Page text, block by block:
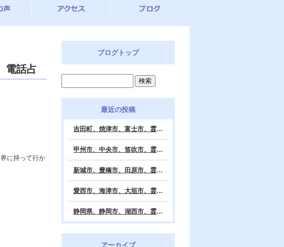
電話占
に持って行か
ブログトップ
最近の投稿
吉田町、焼津市、富士市、霊視鑑定 天龍・占いの館 Dahlia、対面・電話・オンライン鑑定、除霊、霊視鑑定、遠隔 除霊 口コミ、浄霊、交霊、祈祷、御祓い、四柱推命、姓名判断・九星気学・易・タロット・手相・数秘術・動物占い・姓名学・命運鑑定、開運、不安・苦痛・恐怖、悩み相談、スピリチュアルカウンセラー、ヒーリング、霊気治療、霊能力者、霊媒師、天龍知裕著、幸せを求めて、天の神様 VS 地獄の神様、宇宙の真理で未来は希望の光、この世で天国 あの世で天国、天龍知裕ブログ。
甲州市、中央市、笛吹市、霊視鑑定 天龍・占いの館 Dahlia、対面・電話・オンライン鑑定、除霊、霊視鑑定、遠隔 除霊 口コミ、浄霊、交霊、祈祷、御祓い、四柱推命、姓名判断・九星気学・易・タロット・手相・数秘術・動物占い・姓名学・命運鑑定、開運、不安・苦痛・恐怖、悩み相談、スピリチュアルカウンセラー、ヒーリング、霊気治療、霊能力者、霊媒師、天龍知裕著、幸せを求めて、天の神様 VS 地獄の神様、宇宙の真理で未来は希望の光、この世で天国 あの世で天国、天龍知裕ブログ。
新城市、豊橋市、田原市、霊視鑑定 天龍・占いの館 Dahlia、対面・電話・オンライン鑑定、除霊、霊視鑑定、遠隔 除霊 口コミ、浄霊、交霊、祈祷、御祓い、四柱推命、姓名判断・九星気学・易・タロット・手相・数秘術・動物占い・姓名学・命運鑑定、開運、不安・苦痛・恐怖、悩み相談、スピリチュアルカウンセラー、ヒーリング、霊能力者、霊媒師、天龍知裕著、幸せを求めて、天の神様 VS 地獄の神様、宇宙の真理で未来は希望の光、この世で天国 あの世で天国、天龍知裕ブログ。
愛西市、海津市、大垣市、霊視鑑定 天龍・占いの館 Dahlia、対面・電話・オンライン鑑定、遠隔 除霊 口コミ、浄霊、交霊、祈祷、御祓い、四柱推命、姓名判断・九星気学・易・タロット・手相・数秘術・動物占い・姓名学・命運鑑定、開運、不安・苦痛・恐怖、悩み相談、スピリチュアルカウンセラー、ヒーリング、霊能力者、霊媒師、天龍知裕著、幸せを求めて、天の神様 VS 地獄の神様、宇宙の真理で未来は希望の光、この世で天国 あの世で天国、天龍知裕ブログ。
静岡県、静岡市、湖西市、霊視鑑定 天龍・占いの館 Dahlia、対面・電話・オンライン鑑定、除霊、霊視鑑定、遠隔 除霊 口コミ、浄霊、交霊、祈祷、御祓い、四柱推命、姓名判断・九星気学・易・タロット・手相・数秘術・動物占い・姓名学・命運鑑定、開運、不安・苦痛・恐怖、悩み相談、スピリチュアルカウンセラー、ヒーリング、霊気治療、霊能力者、霊媒師、天龍知裕著、幸せを求めて、天の神様 VS 地獄の神様、宇宙の真理で未来は希望の光、この世で天国 あの世で天国、天龍知裕ブログ。
アーカイブ